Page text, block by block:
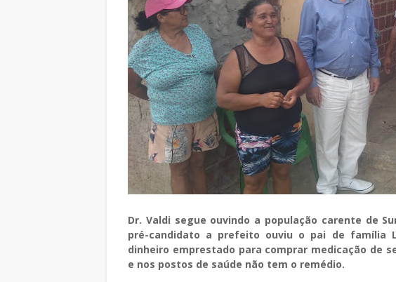
Dr. Valdi segue ouvindo a população carente de
pré-candidato a prefeito ouviu o pai de família
dinheiro emprestado para comprar medicação de
e nos postos de saúde não tem o remédio.